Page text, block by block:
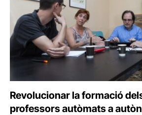
Revolucionar la formació
professors autòmats a